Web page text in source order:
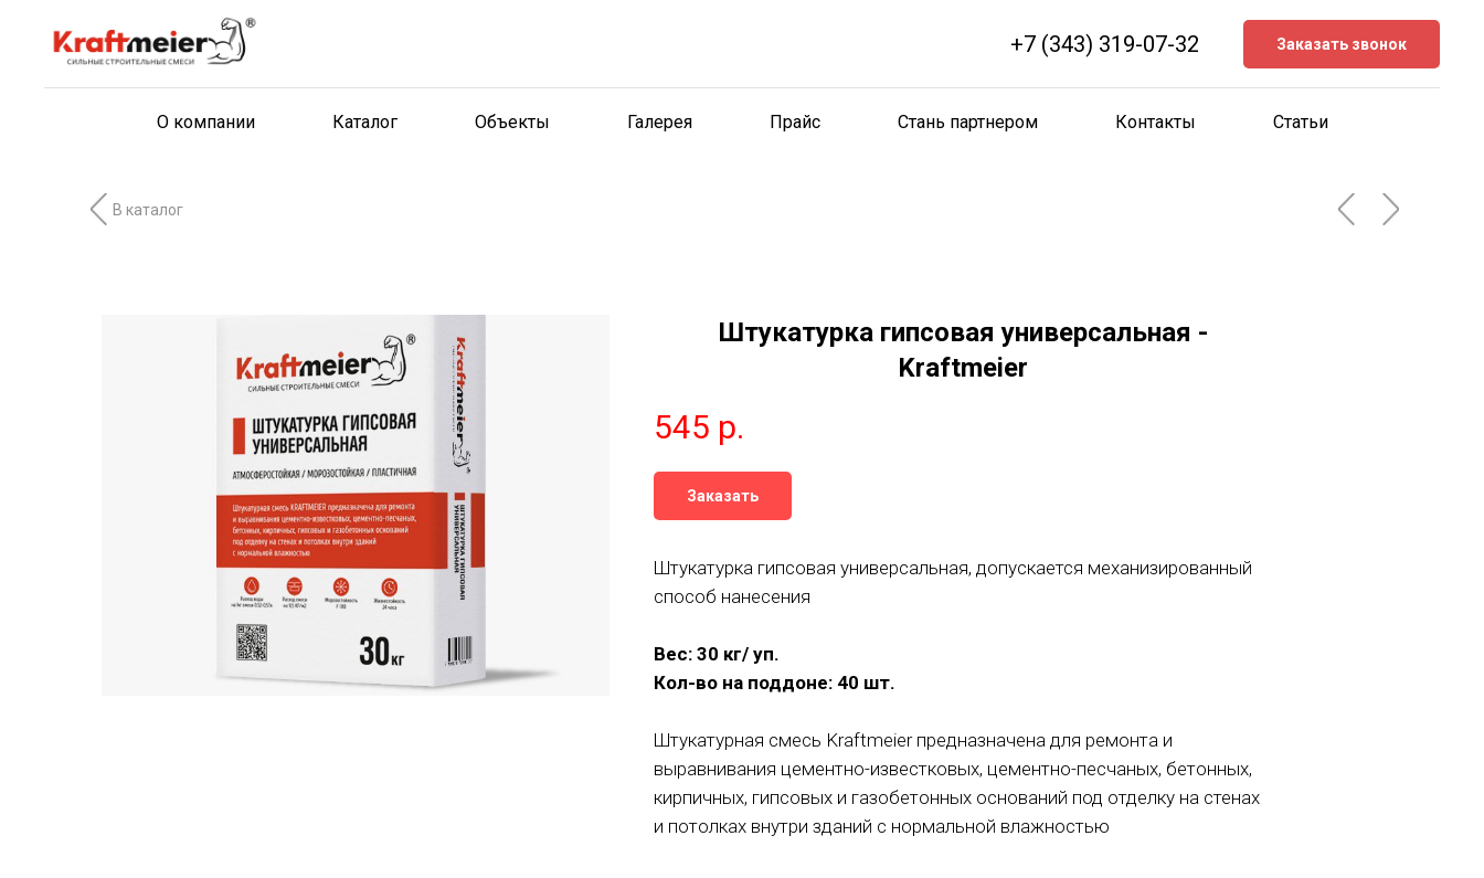
+7 (343) 319-07-32 Заказать звонок
О компании Каталог Объекты Галерея Прайс Стань партнером Контакты Статьи
В каталог
Штукатурка гипсовая универсальная -
Kraftmeier
545 р.
Заказать
Штукатурка гипсовая универсальная, допускается механизированный
способ нанесения
Вес: 30 кг/ уп.
Кол-во на поддоне: 40 шт.
Штукатурная смесь Kraftmeier предназначена для ремонта и
выравнивания цементно-известковых, цементно-песчаных, бетонных,
кирпичных, гипсовых и газобетонных оснований под отделку на стенах
и потолках внутри зданий с нормальной влажностью